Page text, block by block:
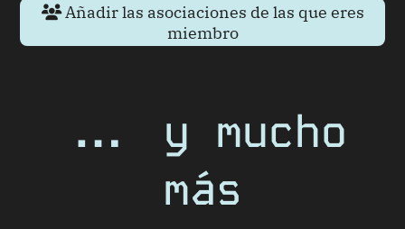
Añadir las asociaciones de las que eres
miembro
... y mucho
más